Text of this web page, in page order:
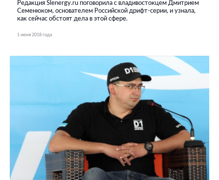
Редакция Slenergy.ru поговорила с владивостокцем Дмитрием
Семенюком, основателем Российской дрифт-серии, и узнала,
как сейчас обстоят дела в этой сфере.
1 июня 2018 года